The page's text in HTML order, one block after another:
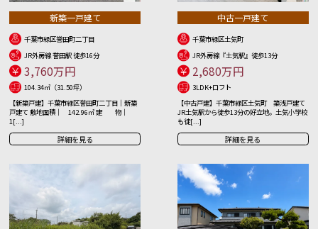
新築一戸建て
千葉市緑区誉田町二丁目
JR外房線 誉田駅 徒歩16分
3,760万円
104.34㎡（31.50坪）
【新築戸建】千葉市緑区誉田町二丁目｜新築
戸建て 敷地面積｜ 142.96㎡ 建 物｜
1[...]
詳細を見る
中古一戸建て
千葉市緑区土気町
JR外房線『土気駅』徒歩13分
2,680万円
3LDK+ロフト
【中古戸建】千葉市緑区土気町 築浅戸建て
JR土気駅から徒歩13分の好立地。土気小学校
も徒[...]
詳細を見る